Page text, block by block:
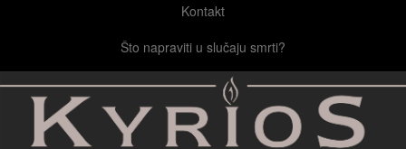
Kontakt
Što napraviti u slučaju smrti?